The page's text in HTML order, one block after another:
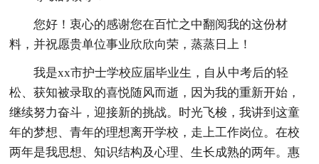
您好！衷心的感谢您在百忙之中翻阅我的这份材
料，并祝愿贵单位事业欣欣向荣，蒸蒸日上！
我是xx市护士学校应届毕业生，自从中考后的轻
松、获知被录取的喜悦随风而逝，因为我的重新开始，
继续努力奋斗，迎接新的挑战。时光飞梭，我讲到这童
年的梦想、青年的理想离开学校，走上工作岗位。在校
两年是我思想、知识结构及心理、生长成熟的两年。惠